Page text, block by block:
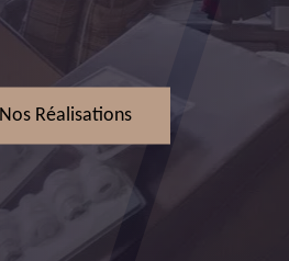
Nos Réalisations